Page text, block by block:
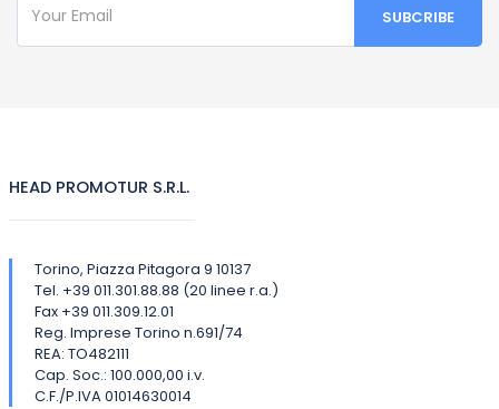
HEAD PROMOTUR S.R.L.
Torino, Piazza Pitagora 9 10137
Tel. +39 011.301.88.88 (20 linee r.a.)
Fax +39 011.309.12.01
Reg. Imprese Torino n.691/74
REA: TO482111
Cap. Soc.: 100.000,00 i.v.
C.F./P.IVA 01014630014